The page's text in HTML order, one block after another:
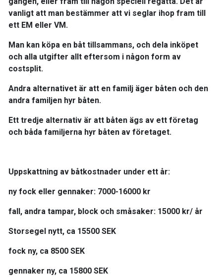
vanligt att man bestämmer att vi seglar ihop fram till
ett EM eller VM.
Man kan köpa en båt tillsammans, och dela inköpet
och alla utgifter allt eftersom i någon form av
costsplit.
Andra alternativet är att en familj äger båten och den
andra familjen hyr båten.
Ett tredje alternativ är att båten ägs av ett företag
och båda familjerna hyr båten av företaget.
Uppskattning av båtkostnader under ett år:
ny fock eller gennaker: 7000-16000 kr
fall, andra tampar, block och småsaker: 15000 kr/ år
Storsegel nytt, ca 15500 SEK
fock ny, ca 8500 SEK
gennaker ny, ca 15800 SEK